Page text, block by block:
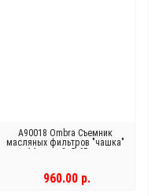
A90018 Ombra Съемник
масляных фильтров "чашка"
14-граней, Ø-65 мм
960.00 р.